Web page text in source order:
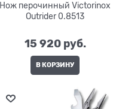
Нож перочинный Victorinox
Outrider 0.8513
15 920 руб.
В КОРЗИНУ